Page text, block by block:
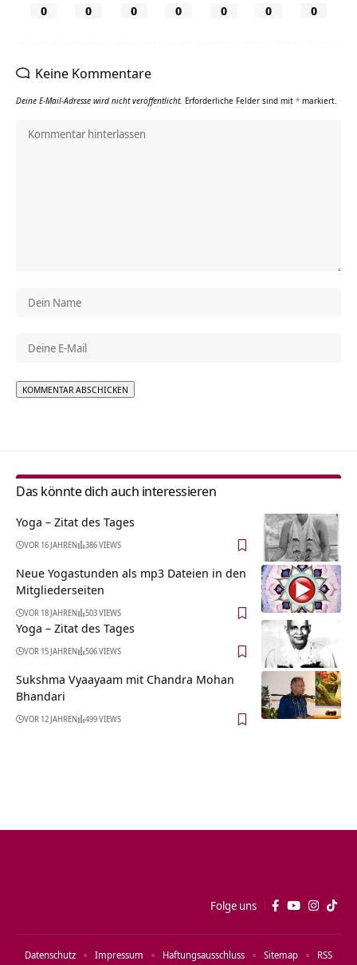
0 0 0 0 0 0 0
Keine Kommentare
Deine E-Mail-Adresse wird nicht veröffentlicht. Erforderliche Felder sind mit * markiert.
Das könnte dich auch interessieren
Yoga – Zitat des Tages
VOR 16 JAHREN 386 VIEWS
Neue Yogastunden als mp3 Dateien in den
Mitgliederseiten
VOR 18 JAHREN 503 VIEWS
Yoga – Zitat des Tages
VOR 15 JAHREN 506 VIEWS
Sukshma Vyaayaam mit Chandra Mohan
Bhandari
VOR 12 JAHREN 499 VIEWS
Folge uns
Datenschutz Impressum Haftungsausschluss Sitemap RSS